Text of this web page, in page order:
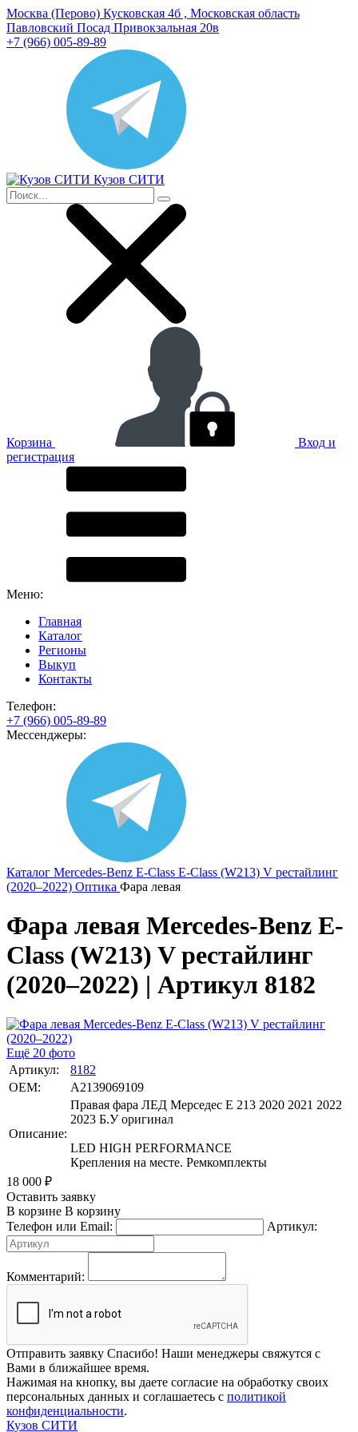
Москва (Перово) Кусковская 4б , Московская область
Павловский Посад Привокзальная 20в
+7 (966) 005-89-89
Кузов СИТИ
Корзина
Вход и
регистрация
Меню:
Главная
Каталог
Регионы
Выкуп
Контакты
Телефон:
+7 (966) 005-89-89
Мессенджеры:
Каталог Mercedes-Benz E-Class E-Class (W213) V рестайлинг
(2020–2022) Оптика Фара левая
Фара левая Mercedes-Benz E-
Class (W213) V рестайлинг
(2020–2022) | Артикул 8182
Ещё 20 фото
Артикул:
8182
OEM:
A2139069109
Описание:
Правая фара ЛЕД Мерседес Е 213 2020 2021 2022
2023 Б.У оригинал
LED HIGH PERFORMANCE
Крепления на месте. Ремкомплекты
18 000 ₽
Оставить заявку
В корзине В корзину
Телефон или Email:
Артикул:
Комментарий:
Отправить заявку Спасибо! Наши менеджеры свяжутся с
Вами в ближайшее время.
Нажимая на кнопку, вы даете согласие на обработку своих
персональных данных и соглашаетесь с политикой
конфиденциальности.
Кузов СИТИ